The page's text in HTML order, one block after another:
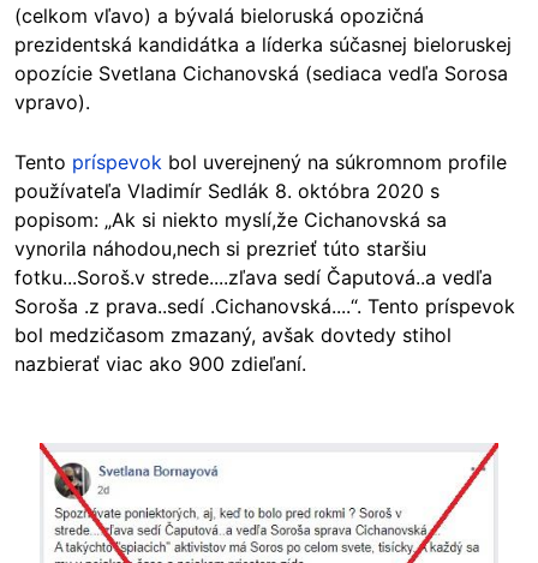
(celkom vľavo) a bývalá bieloruská opozičná
prezidentská kandidátka a líderka súčasnej bieloruskej
opozície Svetlana Cichanovská (sediaca vedľa Sorosa
vpravo).
Tento príspevok bol uverejnený na súkromnom profile
používateľa Vladimír Sedlák 8. októbra 2020 s
popisom: „Ak si niekto myslí,že Cichanovská sa
vynorila náhodou,nech si prezrieť túto staršiu
fotku...Soroš.v strede....zľava sedí Čaputová..a vedľa
Soroša .z prava..sedí .Cichanovská....“. Tento príspevok
bol medzičasom zmazaný, avšak dovtedy stihol
nazbierať viac ako 900 zdieľaní.
Image